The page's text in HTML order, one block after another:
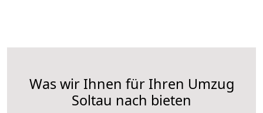
Was wir Ihnen für Ihren Umzug
Soltau nach bieten